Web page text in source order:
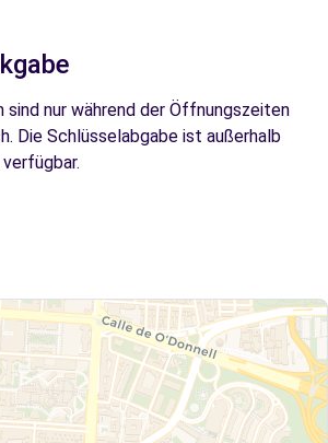
sind nur während der Öffnungszeiten
Die Schlüsselabgabe ist außerhalb